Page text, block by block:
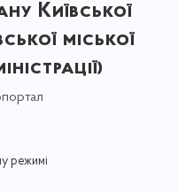
Київської
міської
режимі